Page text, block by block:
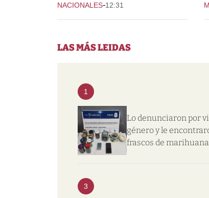
NACIONALES-12:31
LAS MÁS LEIDAS
1
Lo denunciaron por
género y le
frascos de marihuana
3